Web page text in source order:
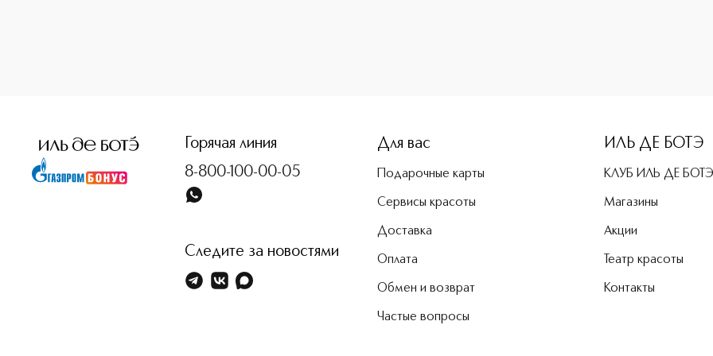
Горячая линия
8-800-100-00-05
Следите за новостями
Для вас
Подарочные карты
Сервисы красоты
Доставка
Оплата
Обмен и возврат
Частые вопросы
ИЛЬ ДЕ БОТЭ
КЛУБ ИЛЬ ДЕ БОТЭ
Магазины
Акции
Театр красоты
Контакты